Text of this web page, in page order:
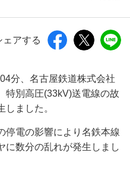
ェアする
分、名古屋鉄道株式会社
特別高圧(33kV)送電線の故
ました。
停電の影響により名鉄本線
に数分の乱れが発生しまし